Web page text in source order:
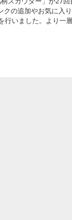
クの追加やお気に入
行いました。より一